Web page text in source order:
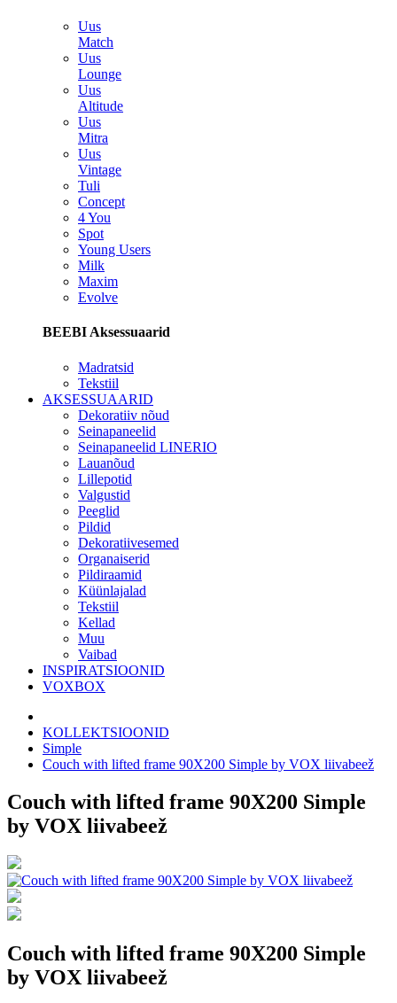
Uus
Match
Uus
Lounge
Uus
Altitude
Uus
Mitra
Uus
Vintage
Tuli
Concept
4 You
Spot
Young Users
Milk
Maxim
Evolve
BEEBI Aksessuaarid
Madratsid
Tekstiil
AKSESSUAARID
Dekoratiiv nõud
Seinapaneelid
Seinapaneelid LINERIO
Lauanõud
Lillepotid
Valgustid
Peeglid
Pildid
Dekoratiivesemed
Organaiserid
Pildiraamid
Küünlajalad
Tekstiil
Kellad
Muu
Vaibad
INSPIRATSIOONID
VOXBOX
KOLLEKTSIOONID
Simple
Couch with lifted frame 90X200 Simple by VOX liivabeež
Couch with lifted frame 90X200 Simple
by VOX liivabeež
Couch with lifted frame 90X200 Simple
by VOX liivabeež